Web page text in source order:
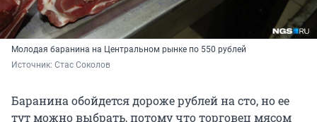
Молодая баранина на Центральном рынке по 550 рублей
Источник: Стас Соколов
Баранина обойдется дороже рублей на сто, но ее
тут можно выбрать, потому что торговец мясом